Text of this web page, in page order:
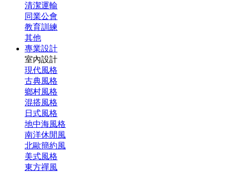
清潔運輸
同業公會
教育訓練
其他
專業設計
室內設計
現代風格
古典風格
鄉村風格
混搭風格
日式風格
地中海風格
南洋休閒風
北歐簡約風
美式風格
東方禪風